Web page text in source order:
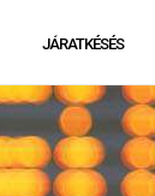
JÁRATKÉSÉS